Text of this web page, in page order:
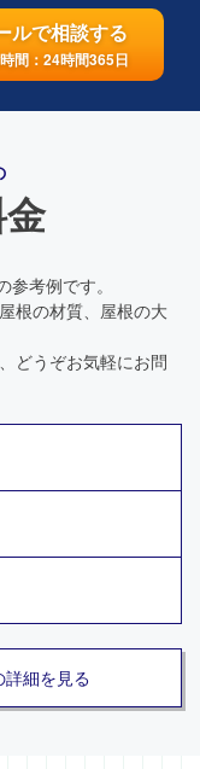
ルで相談する
間：24時間365日
考例です。
根の材質、屋根の大
どうぞお気軽にお問
細を見る